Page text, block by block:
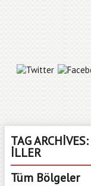
TAG ARCHIVES:
İLLER
Tüm Bölgeler